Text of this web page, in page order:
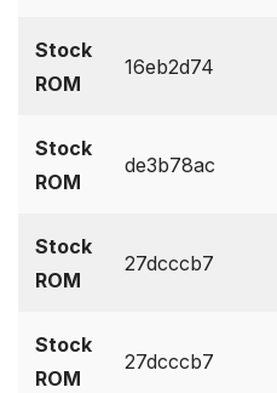
Stock
ROM
16eb2d74
Stock
ROM
de3b78ac
Stock
ROM
27dcccb7
Stock
ROM
27dcccb7